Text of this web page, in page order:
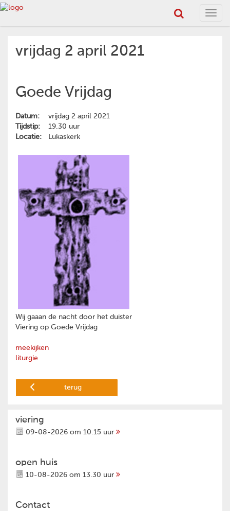
vrijdag 2 april 2021
Goede Vrijdag
Datum:
vrijdag 2 april 2021
Tijdstip:
19.30 uur
Locatie:
Lukaskerk
Wij gaaan de nacht door het duister
Viering op Goede Vrijdag
meekijken
liturgie
terug
viering
09-08-2026 om 10.15 uur
open huis
10-08-2026 om 13.30 uur
Contact